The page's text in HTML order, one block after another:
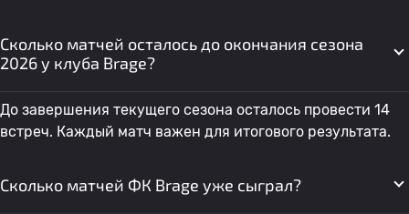
Сколько матчей осталось до окончания сезона
2026 у клуба Brage?
До завершения текущего сезона осталось провести 14
встреч. Каждый матч важен для итогового результата.
Сколько матчей ФК Brage уже сыграл?